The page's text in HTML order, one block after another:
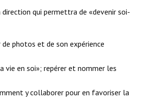
qui permettra de «devenir soi-
photos et de son expérience
vie en soi»; repérer et nommer les
y collaborer pour en favoriser la